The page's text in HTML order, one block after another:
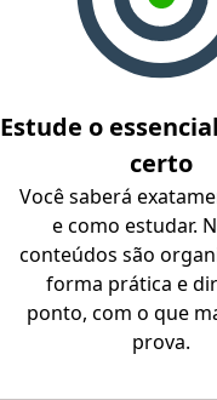
Estude o
certo
Você saberá
e como estudar.
conteúdos são
forma prática e
ponto, com o que
prova.